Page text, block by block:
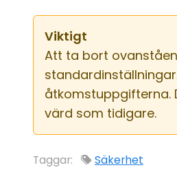
Viktigt
Att ta bort
åtkomstuppgifterna.
värd som tidigare.
Taggar: Säkerhet